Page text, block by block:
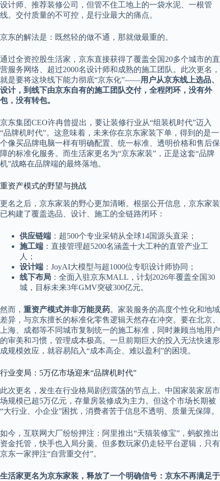
设计师、推荐装修公司，但管不住工地上的一袋水泥、一根管
线。交付质量的不可控，是行业最大的痛点。
京东的解法是：既然轻的做不通，那就做最重的。
通过全资控股生活家，京东直接获得了覆盖全国20多个城市的直
营服务网络、超过2000名设计师和成熟的施工团队。此次更名，
就是要将这块线下能力彻底“京东化”——用户从京东线上选品、
设计，到线下由京东自有的施工团队交付，全程闭环，没有外
包，没有转包。
京东集团CEO许冉曾提出，要让装修行业从“组装机时代”迈入
“品牌机时代”。这意味着，未来你在京东家装下单，得到的是一
个像买品牌电脑一样有明确配置、统一标准、透明价格和售后保
障的标准化服务。而生活家更名为“京东家装”，正是这套“品牌
机”战略在品牌端的最终落地。
重资产模式的野望与挑战
更名之后，京东家装的野心更加清晰。根据公开信息，京东家装
已构建了覆盖选品、设计、施工的全链路闭环：
供应链端 ：超500个专业采销从全球14国源头直采；
施工端 ：直接管理超5200名涵盖十大工种的直管产业工
人；
设计端 ：JoyAI大模型与超1000位专职设计师协同；
线下布局 ：全面入驻京东MALL，计划2026年覆盖全国30
城，目标未来3年GMV突破300亿元。
然而， 重资产模式并非万能灵药。家装服务的高度个性化和地域
差异，与京东擅长的标准化零售逻辑天然存在冲突。要在北京、
上海、成都等不同城市复制统一的施工标准，同时兼顾当地用户
的审美和习惯，管理成本极高。一旦前期巨大的投入无法快速形
成规模效应，就容易陷入“成本高企、难以盈利”的困境。
行业变局：5万亿市场迎来“品牌机时代”
此次更名，发生在行业格局剧烈震荡的节点上。中国家装家居市
场规模已超5万亿元，存量房装修成为主力。但这个市场长期被
“大行业、小企业”困扰，消费者苦于信息不透明、质量无保障。
如今，互联网大厂纷纷押注：阿里推出“天猫装修宝”，蚂蚁推出
资金托管，快手也入局分羹。但多数玩家仍走轻平台逻辑，只有
京东一家押注“自营重交付”。
生活家更名为京东家装，释放了一个明确信号：京东不再满足于